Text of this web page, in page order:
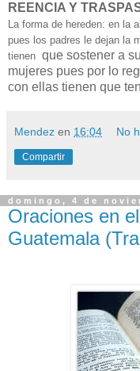
REENCIA Y
La forma de hereden: en la
pues los padres le dejan la
tienen que sostener a
mujeres pues por lo
con ellas tienen que
Mendez en 16:04 No
Compartir
domingo, 4 de
Oraciones en
Guatemala